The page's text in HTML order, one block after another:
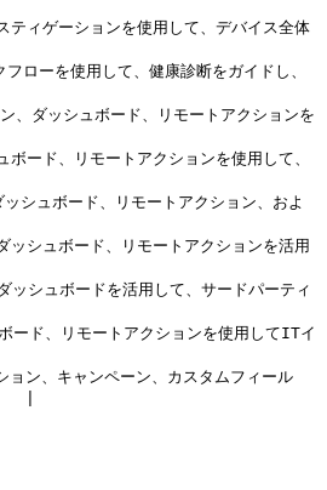
ンを使用して、デバイス全体
して、健康診断をガイドし、
ュボード、リモートアクションを
モートアクションを使用して、
ド、リモートアクション、およ
ド、リモートアクションを活用
ドを活用して、サードパーティ
ートアクションを使用してITイ
ンペーン、カスタムフィール
|